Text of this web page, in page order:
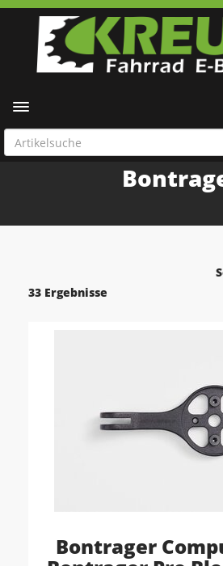
Toggle navigation
33 Ergebnisse
Bontrager